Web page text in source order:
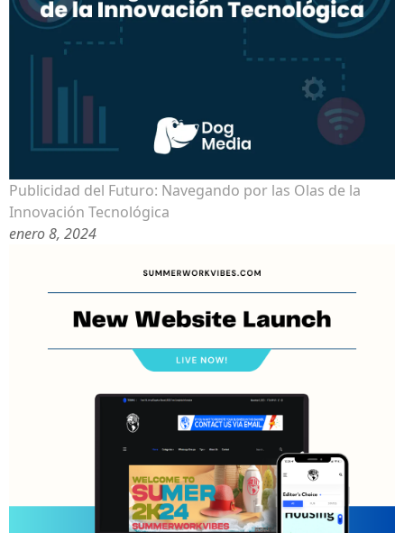
Publicidad del Futuro: Navegando por las Olas de la
Innovación Tecnológica
enero 8, 2024